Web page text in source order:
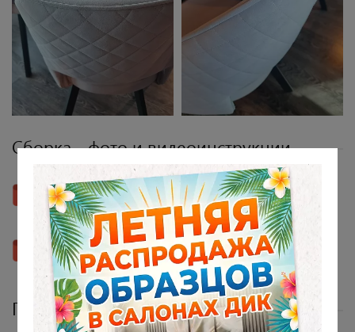
Сборка - фото и видеоинструкции
Скачать инструкцию
Смотреть видеоинструкцию
Подробное описание